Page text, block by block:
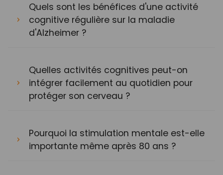
Quels sont les bénéfices d'une activité
cognitive régulière sur la maladie
d'Alzheimer ?
Quelles activités cognitives peut-on
intégrer facilement au quotidien pour
protéger son cerveau ?
Pourquoi la stimulation mentale est-elle
importante même après 80 ans ?